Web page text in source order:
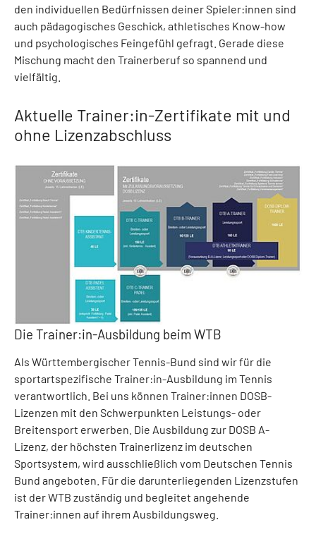
den individuellen Bedürfnissen deiner Spieler:innen sind
auch pädagogisches Geschick, athletisches Know-how
und psychologisches Feingefühl gefragt. Gerade diese
Mischung macht den Trainerberuf so spannend und
vielfältig.
Aktuelle Trainer:in-Zertifikate mit und
ohne Lizenzabschluss
Die Trainer:in-Ausbildung beim WTB
Als Württembergischer Tennis-Bund sind wir für die
sportartspezifische Trainer:in-Ausbildung im Tennis
verantwortlich. Bei uns können Trainer:innen DOSB-
Lizenzen mit den Schwerpunkten Leistungs- oder
Breitensport erwerben. Die Ausbildung zur DOSB A-
Lizenz, der höchsten Trainerlizenz im deutschen
Sportsystem, wird ausschließlich vom Deutschen Tennis
Bund angeboten. Für die darunterliegenden Lizenzstufen
ist der WTB zuständig und begleitet angehende
Trainer:innen auf ihrem Ausbildungsweg.